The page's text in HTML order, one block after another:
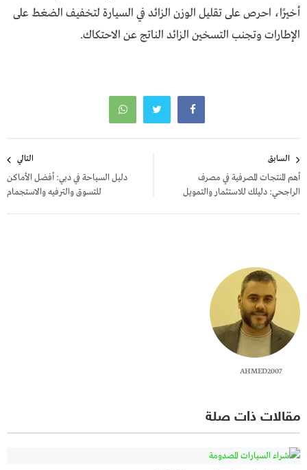
أخيرًا، احرص على تقليل الوزن الزائد في السيارة لتخفيف الضغط على
الإطارات وتجنب التسخين الزائد الناتج عن الاحتكاك.
المقالات
السابق
أهم المنتجات المصرفية في مصرف
الراجحي: دليلك للاستثمار والتمويل
التالي
دليل السياحة في دبي: أفضل الأماكن
للتسوق والترفيه والاستجمام
AHMED2007
مقالات ذات صلة